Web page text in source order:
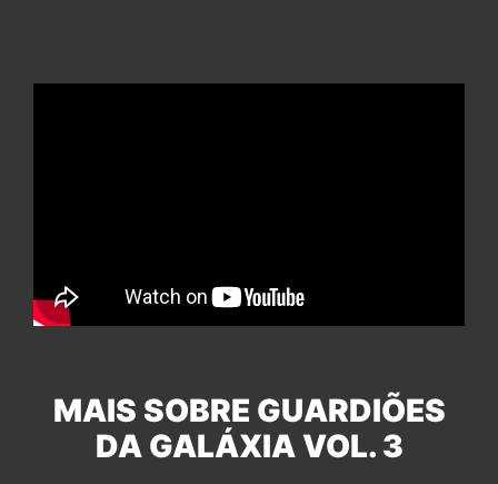
MAIS SOBRE GUARDIÕES
DA GALÁXIA VOL. 3